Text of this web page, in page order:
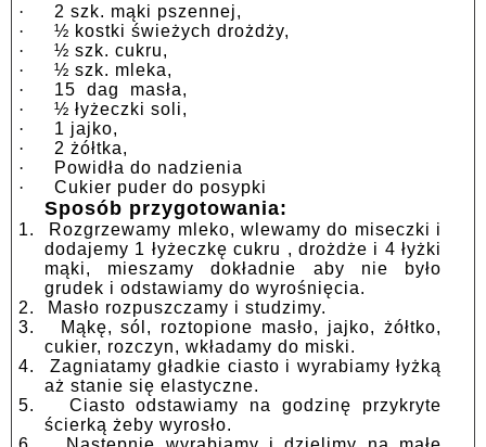
·
2 szk. mąki pszennej,
·
½ kostki świeżych drożdży,
·
½ szk. cukru,
·
½ szk. mleka,
·
15 dag masła,
·
½ łyżeczki soli,
·
1 jajko,
·
2 żółtka,
·
Powidła do nadzienia
·
Cukier puder do posypki
Sposób przygotowania:
1.
Rozgrzewamy mleko, wlewamy do miseczki i
dodajemy 1 łyżeczkę cukru , drożdże i 4 łyżki
mąki, mieszamy dokładnie aby nie było
grudek i odstawiamy do wyrośnięcia.
2.
Masło rozpuszczamy i studzimy.
3.
Mąkę, sól, roztopione masło, jajko, żółtko,
cukier, rozczyn, wkładamy do miski.
4.
Zagniatamy gładkie ciasto i wyrabiamy łyżką
aż stanie się elastyczne.
5.
Ciasto odstawiamy na godzinę przykryte
ścierką żeby wyrosło.